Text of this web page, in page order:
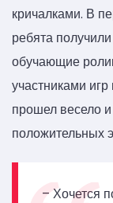
кричалками. В
ребята
обучающие
участниками
прошел весело
положительных
– Хочется